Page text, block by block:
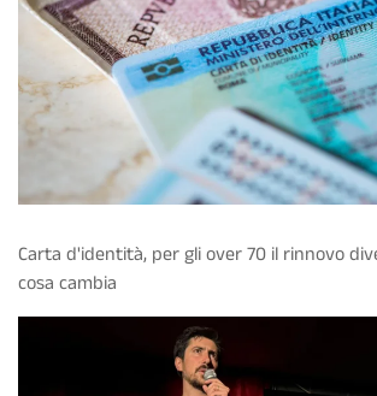
Carta d'identità, per gli over 70 il rinnovo
cosa cambia